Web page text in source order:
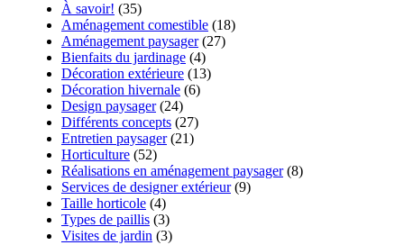
À savoir! (35)
Aménagement comestible (18)
Aménagement paysager(27)
Bienfaits du jardinage (4)
Décoration extérieure (13)
Décoration hivernale (6)
Design paysager(24)
Différents concepts (27)
Entretien paysager(21)
Horticulture (52)
Réalisations en aménagement paysager(8)
Services de designer extérieur(9)
Taille horticole (4)
Types de paillis (3)
Visites de jardin (3)